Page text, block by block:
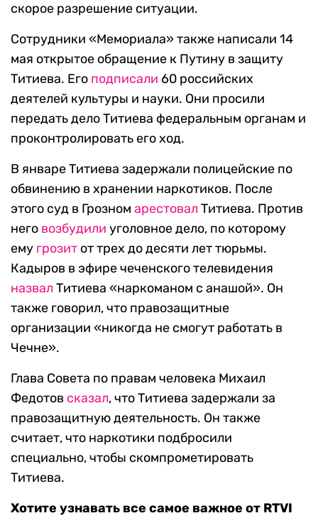
скорое разрешение ситуации.
Сотрудники «Мемориала» также написали 14
мая открытое обращение к Путину в защиту
Титиева. Его подписали 60 российских
деятелей культуры и науки. Они просили
передать дело Титиева федеральным органам и
проконтролировать его ход.
В январе Титиева задержали полицейские по
обвинению в хранении наркотиков. После
этого суд в Грозном арестовал Титиева. Против
него возбудили уголовное дело, по которому
ему грозит от трех до десяти лет тюрьмы.
Кадыров в эфире чеченского телевидения
назвал Титиева «наркоманом с анашой». Он
также говорил, что правозащитные
организации «никогда не смогут работать в
Чечне».
Глава Совета по правам человека Михаил
Федотов сказал, что Титиева задержали за
правозащитную деятельность. Он также
считает, что наркотики подбросили
специально, чтобы скомпрометировать
Титиева.
Хотите узнавать все самое важное от RTVI